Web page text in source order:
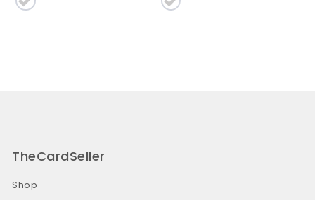
TheCardSeller
Shop